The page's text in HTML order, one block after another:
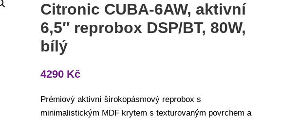
Citronic CUBA-6AW, aktivní
6,5″ reprobox DSP/BT, 80W,
bílý
4290 Kč
Prémiový aktivní širokopásmový reprobox s
minimalistickým MDF krytem s texturovaným povrchem a